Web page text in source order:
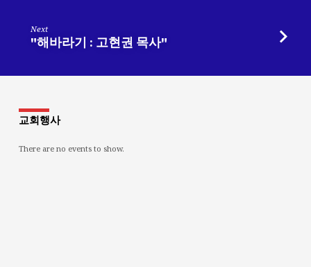
Next
"해바라기 : 고현권 목사"
교회행사
There are no events to show.